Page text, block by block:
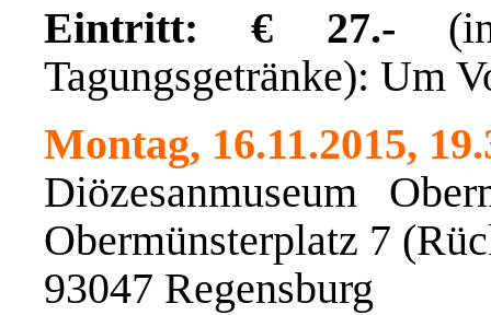
Eintritt: € 27.-
Tagungsgetränke): Um
Montag, 16.11.2015,
Diözesanmuseum
Obermünsterplatz 7
93047 Regensburg